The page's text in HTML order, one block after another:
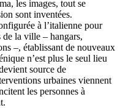
les images, tout se
sont inventées.
à l’italienne pour
la ville – hangars,
–, établissant de nouveaux
n’est plus le seul lieu
source de
urbaines viennent
les personnes à